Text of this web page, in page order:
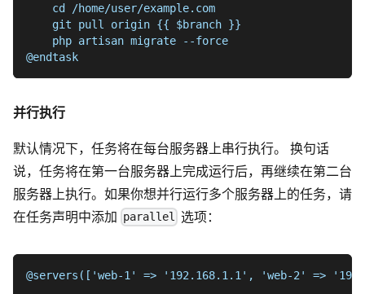
    cd /home/user/example.com
    git pull origin {{ $branch }}
    php artisan migrate --force
@endtask
并行执行
默认情况下，任务将在每台服务器上串行执行。 换句话
说，任务将在第一台服务器上完成运行后，再继续在第二台
服务器上执行。如果你想并行运行多个服务器上的任务，请
在任务声明中添加 parallel 选项：
@servers(['web-1' => '192.168.1.1', 'web-2' =>